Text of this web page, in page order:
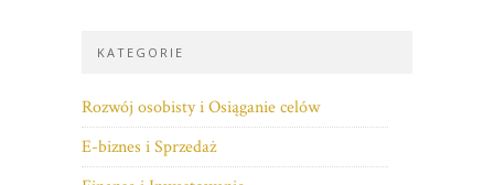
KATEGORIE
Rozwój osobisty i Osiąganie celów
E-biznes i Sprzedaż